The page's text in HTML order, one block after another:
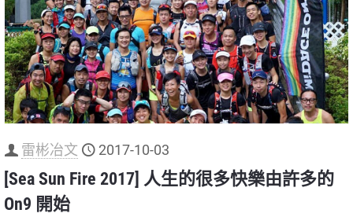
雷彬冶文 2017-10-03
[Sea Sun Fire 2017] 人生的很多快樂由許多的
On9 開始